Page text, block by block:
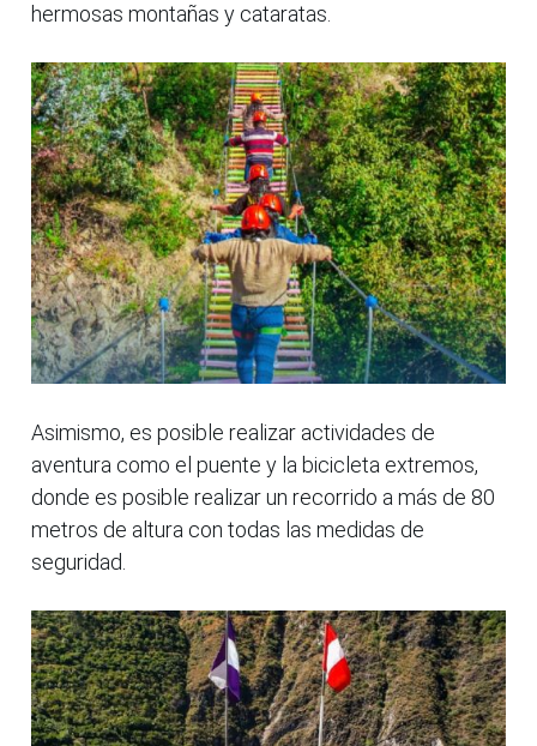
hermosas montañas y cataratas.
Asimismo, es posible realizar actividades de
aventura como el puente y la bicicleta extremos,
donde es posible realizar un recorrido a más de 80
metros de altura con todas las medidas de
seguridad.